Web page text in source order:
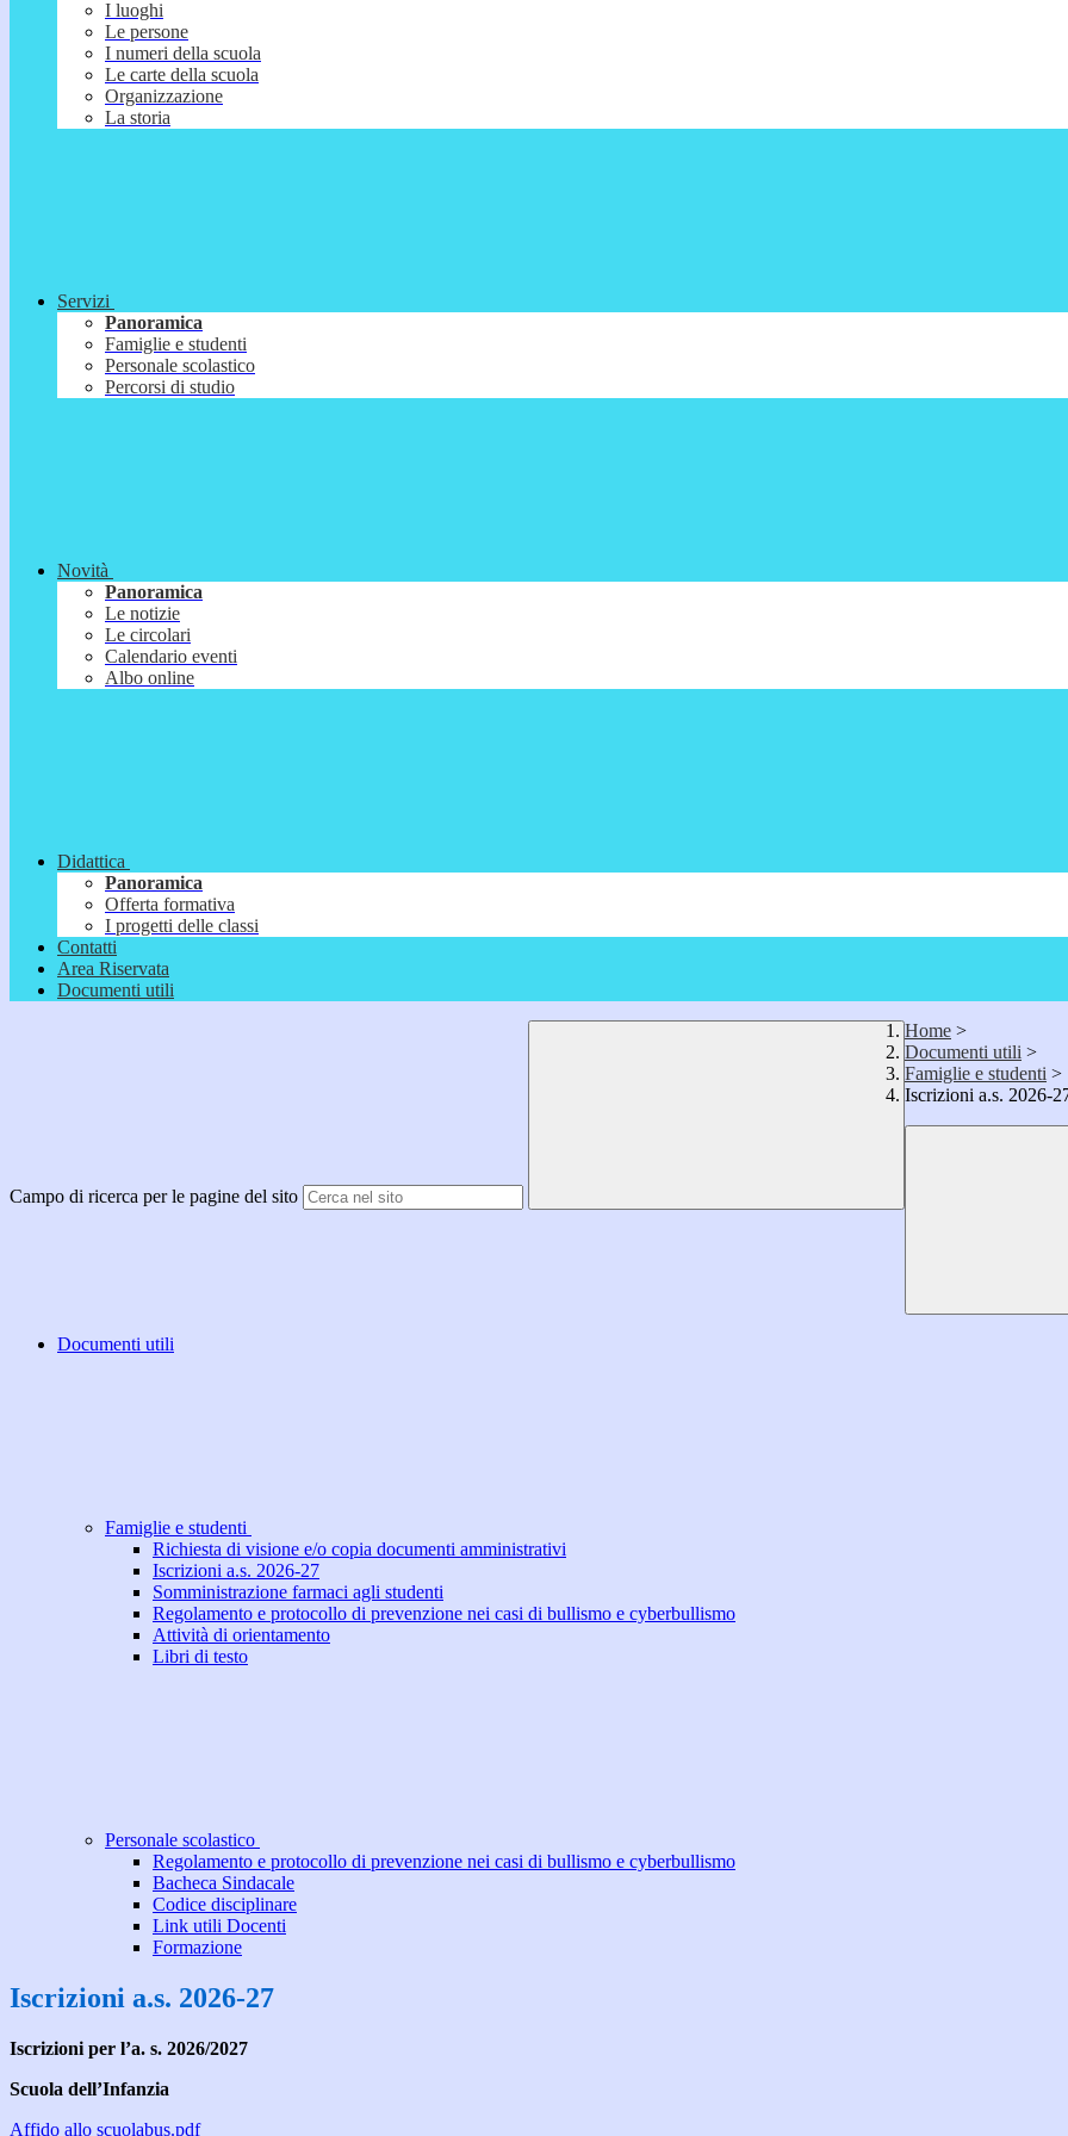
I luoghi
Le persone
I numeri della scuola
Le carte della scuola
Organizzazione
La storia
Servizi
Panoramica
Famiglie e studenti
Personale scolastico
Percorsi di studio
Novità
Panoramica
Le notizie
Le circolari
Calendario eventi
Albo online
Didattica
Panoramica
Offerta formativa
I progetti delle classi
Contatti
Area Riservata
Documenti utili
Campo di ricerca per le pagine del sito
Home >
Documenti utili >
Famiglie e studenti >
Iscrizioni a.s. 2026-
Documenti utili
Famiglie e studenti
Richiesta di visione e/o copia documenti amministrativi
Iscrizioni a.s. 2026-27
Somministrazione farmaci agli studenti
Regolamento e protocollo di prevenzione nei casi di bullismo e cyberbullismo
Attività di orientamento
Libri di testo
Personale scolastico
Regolamento e protocollo di prevenzione nei casi di bullismo e cyberbullismo
Bacheca Sindacale
Codice disciplinare
Link utili Docenti
Formazione
Iscrizioni a.s. 2026-27
Iscrizioni per l’a. s. 2026/2027
Scuola dell’Infanzia
Affido allo scuolabus.pdf